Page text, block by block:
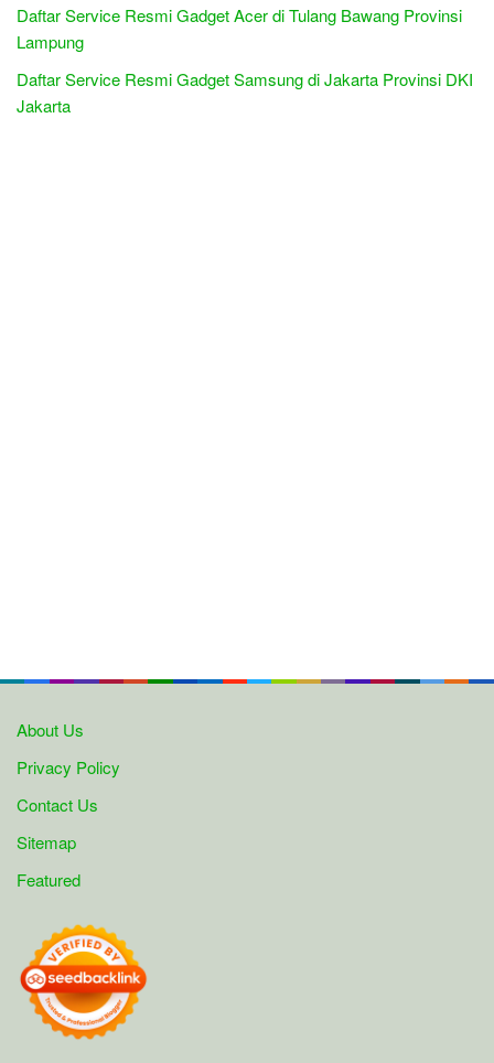
Daftar Service Resmi Gadget Acer di Tulang Bawang Provinsi
Lampung
Daftar Service Resmi Gadget Samsung di Jakarta Provinsi DKI
Jakarta
About Us
Privacy Policy
Contact Us
Sitemap
Featured